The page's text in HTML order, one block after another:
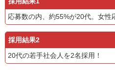
応募数の内、約55%が20代。女性
採用結果2
20代の若手社会人を2名採用！